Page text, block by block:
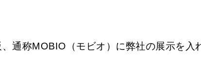
通称MOBIO（モビオ）に弊社の展示を入